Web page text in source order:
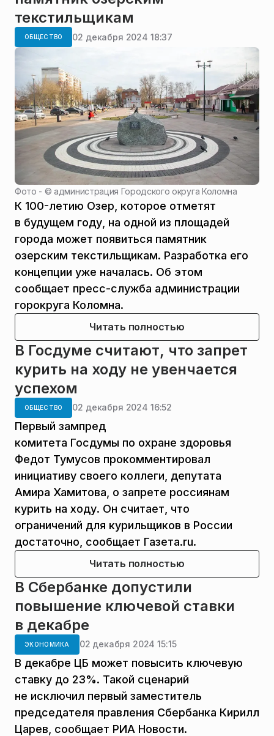
текстильщикам
ОБЩЕСТВО 02 декабря 2024 18:37
Фото - ©администрация Городского округа Коломна
К 100-летию Озер, которое отметят
в будущем году, на одной из площадей
города может появиться памятник
озерским текстильщикам. Разработка его
концепции уже началась. Об этом
сообщает пресс-служба администрации
горокруга Коломна.
Читать полностью
В Госдуме считают, что запрет
курить на ходу не увенчается
успехом
ОБЩЕСТВО 02 декабря 2024 16:52
Первый зампред
комитета Госдумы по охране здоровья
Федот Тумусов прокомментировал
инициативу своего коллеги, депутата
Амира Хамитова, о запрете россиянам
курить на ходу. Он считает, что
ограничений для курильщиков в России
достаточно, сообщает Газета.ru.
Читать полностью
В Сбербанке допустили
повышение ключевой ставки
в декабре
ЭКОНОМИКА 02 декабря 2024 15:15
В декабре ЦБ может повысить ключевую
ставку до 23%. Такой сценарий
не исключил первый заместитель
председателя правления Сбербанка Кирилл
Царев, сообщает РИА Новости.